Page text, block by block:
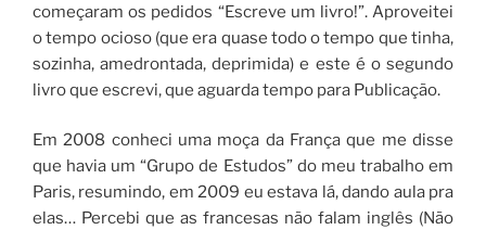
começaram os pedidos “Escreve um livro!”. Aproveitei
o tempo ocioso (que era quase todo o tempo que tinha,
sozinha, amedrontada, deprimida) e este é o segundo
livro que escrevi, que aguarda tempo para Publicação.
Em 2008 conheci uma moça da França que me disse
que havia um “Grupo de Estudos” do meu trabalho em
Paris, resumindo, em 2009 eu estava lá, dando aula pra
elas… Percebi que as francesas não falam inglês (Não